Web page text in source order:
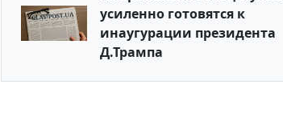
усиленно готовятся к
инаугурации президента
Д.Трампа